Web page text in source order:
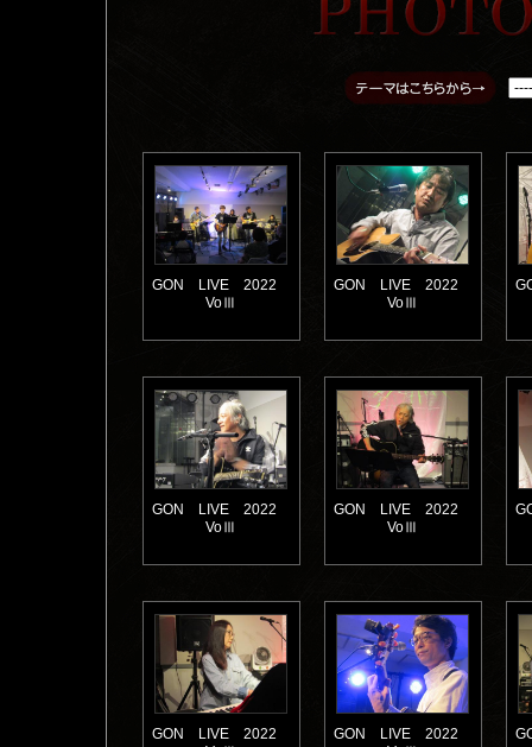
GON LIVE 2022
VoⅢ
GON LIVE 2022
VoⅢ
GON LIVE 2022
VoⅢ
GON LIVE 2022
VoⅢ
GON LIVE 2022
GON LIVE 2022